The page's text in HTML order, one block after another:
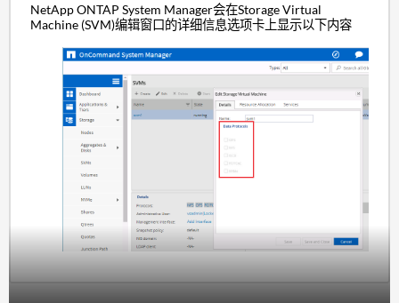
NetApp ONTAP System Manager会在Storage Virtual
Machine (SVM)编辑窗口的详细信息选项卡上显示以下内容